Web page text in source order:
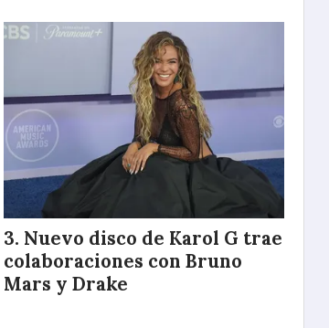
Nuevo disco de Karol G trae
colaboraciones con Bruno
Mars y Drake